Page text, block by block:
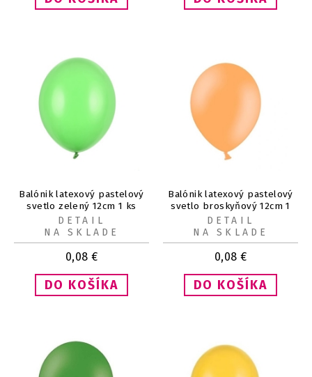
Balónik latexový pastelový
svetlo zelený 12cm 1 ks
0,08 €
DETAIL
NA SKLADE
Balónik latexový pastelový
svetlo broskyňový 12cm 1
ks
0,08 €
DETAIL
NA SKLADE